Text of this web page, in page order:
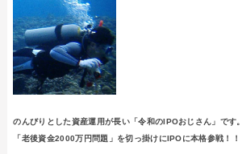
のんびりとした資産運用が長い「令和のIPOおじさん」です。
「老後資金2000万円問題」を切っ掛けにIPOに本格参戦！！